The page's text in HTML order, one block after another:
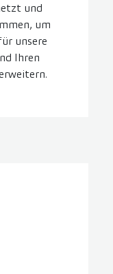
und
um
unsere
Ihren